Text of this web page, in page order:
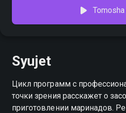
Syujet
Цикл программ с
точки зрения расскажет о
приготовлении маринадов.